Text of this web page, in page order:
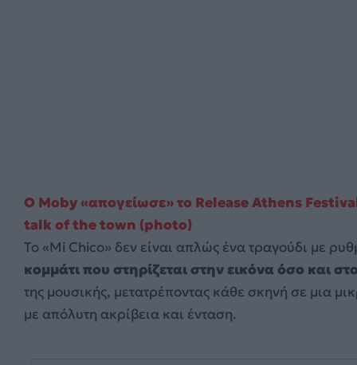
Ο Moby «απογείωσε» το Release Athens
talk of the town (photo)
Το «Mi Chico» δεν είναι απλώς ένα τραγούδι με
κομμάτι που στηρίζεται στην εικόνα όσο και
της μουσικής, μετατρέποντας κάθε σκηνή σε μια
με απόλυτη ακρίβεια και ένταση.